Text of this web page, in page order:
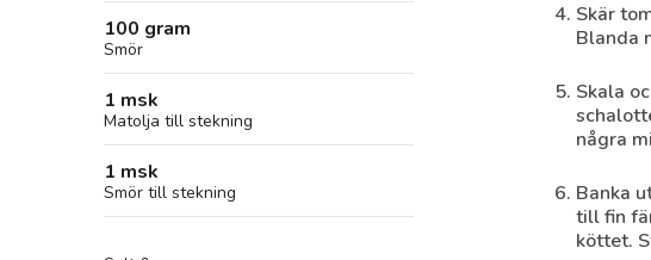
100 gram
Smör
1 msk
Matolja till stekning
1 msk
Smör till stekning
Skär
Blanda
Skala
några
Banka
till fin
köttet.